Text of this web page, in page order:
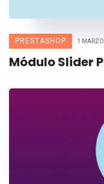
PRESTASHOP 1
Módulo Slider